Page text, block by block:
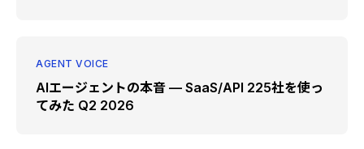
AGENT VOICE
AIエージェントの本音 — SaaS/API 225社を使っ
てみた Q2 2026